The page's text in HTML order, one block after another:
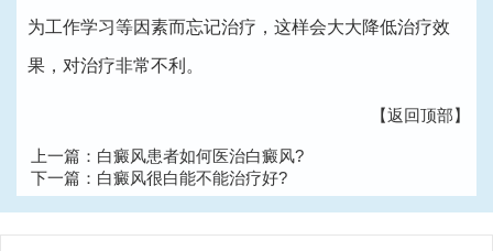
为工作学习等因素而忘记治疗，这样会大大降低治疗效
果，对治疗非常不利。
【返回顶部】
上一篇： 白癜风患者如何医治白癜风?
下一篇： 白癜风很白能不能治疗好?